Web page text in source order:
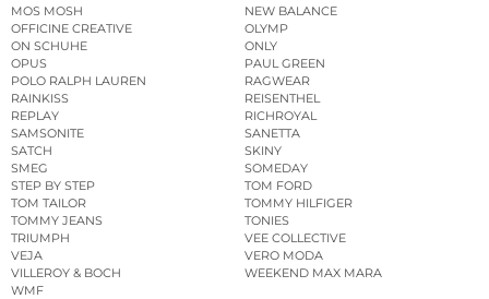
MOS MOSH
NEW BALANCE
OFFICINE CREATIVE
OLYMP
ON SCHUHE
ONLY
OPUS
PAUL GREEN
POLO RALPH LAUREN
RAGWEAR
RAINKISS
REISENTHEL
REPLAY
RICHROYAL
SAMSONITE
SANETTA
SATCH
SKINY
SMEG
SOMEDAY
STEP BY STEP
TOM FORD
TOM TAILOR
TOMMY HILFIGER
TOMMY JEANS
TONIES
TRIUMPH
VEE COLLECTIVE
VEJA
VERO MODA
VILLEROY & BOCH
WEEKEND MAX MARA
WMF